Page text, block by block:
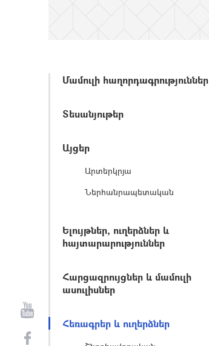
Մամուլի հաղորդագրություններ
Տեսանյութեր
Այցեր
Արտերկրյա
Ներհանրապետական
Ելույթներ, ուղերձներ և
հայտարարություններ
Հարցազրույցներ և մամուլի
ասուլիսներ
Հեռագրեր և ուղերձներ